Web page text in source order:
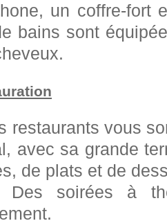
un coffre-fort
bains sont
restaurants vous
avec sa grande
de plats et de
Des soirées à